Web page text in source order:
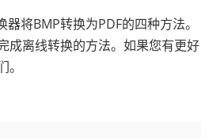
将BMP转换为PDF的四种方法。
成离线转换的方法。如果您有更好